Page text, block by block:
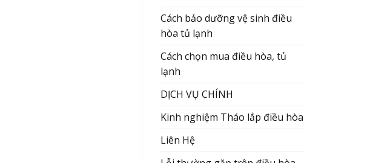
Cách bảo dưỡng vệ sinh điều
hòa tủ lạnh
Cách chọn mua điều hòa, tủ
lạnh
DỊCH VỤ CHÍNH
Kinh nghiệm Tháo lắp điều hòa
Liên Hệ